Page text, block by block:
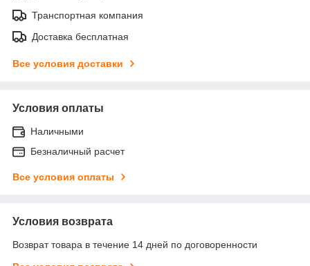
Транспортная компания
Доставка бесплатная
Все условия доставки
Условия оплаты
Наличными
Безналичный расчет
Все условия оплаты
Условия возврата
Возврат товара в течение 14 дней по договоренности